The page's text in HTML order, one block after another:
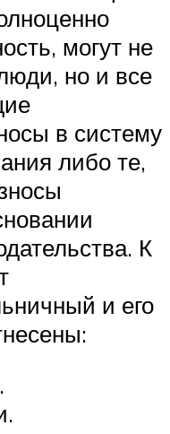
могут не
но и все
в систему
либо те,
К
и его